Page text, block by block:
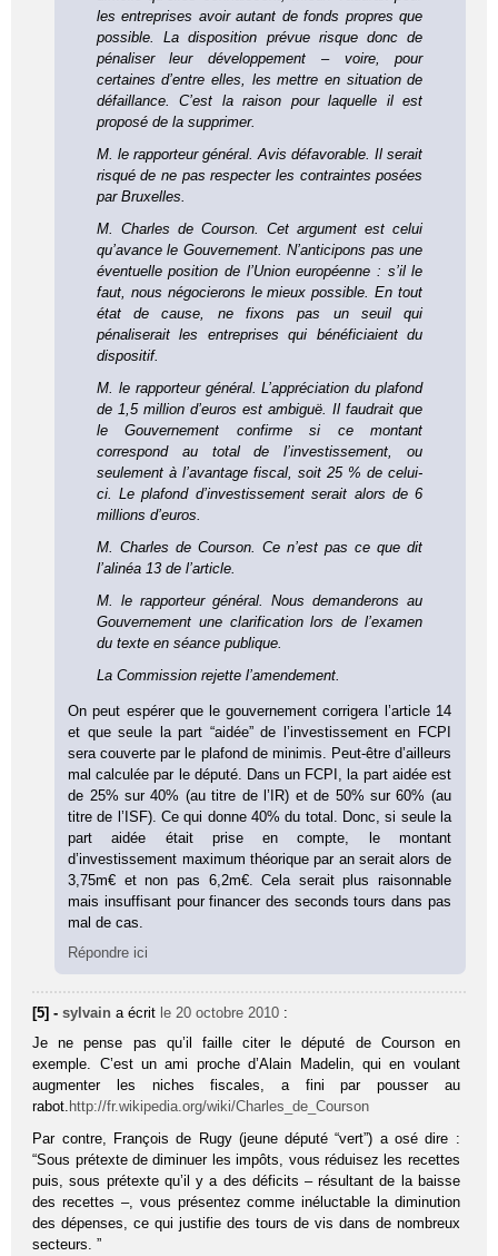
les entreprises avoir autant de fonds propres que
possible. La disposition prévue risque donc de
pénaliser leur développement – voire, pour
certaines d’entre elles, les mettre en situation de
défaillance. C’est la raison pour laquelle il est
proposé de la supprimer.
M. le rapporteur général. Avis défavorable. Il serait
risqué de ne pas respecter les contraintes posées
par Bruxelles.
M. Charles de Courson. Cet argument est celui
qu’avance le Gouvernement. N’anticipons pas une
éventuelle position de l’Union européenne : s’il le
faut, nous négocierons le mieux possible. En tout
état de cause, ne fixons pas un seuil qui
pénaliserait les entreprises qui bénéficiaient du
dispositif.
M. le rapporteur général. L’appréciation du plafond
de 1,5 million d’euros est ambiguë. Il faudrait que
le Gouvernement confirme si ce montant
correspond au total de l’investissement, ou
seulement à l’avantage fiscal, soit 25 % de celui-
ci. Le plafond d’investissement serait alors de 6
millions d’euros.
M. Charles de Courson. Ce n’est pas ce que dit
l’alinéa 13 de l’article.
M. le rapporteur général. Nous demanderons au
Gouvernement une clarification lors de l’examen
du texte en séance publique.
La Commission rejette l’amendement.
On peut espérer que le gouvernement corrigera l’article 14
et que seule la part “aidée” de l’investissement en FCPI
sera couverte par le plafond de minimis. Peut-être d’ailleurs
mal calculée par le député. Dans un FCPI, la part aidée est
de 25% sur 40% (au titre de l’IR) et de 50% sur 60% (au
titre de l’ISF). Ce qui donne 40% du total. Donc, si seule la
part aidée était prise en compte, le montant
d’investissement maximum théorique par an serait alors de
3,75m€ et non pas 6,2m€. Cela serait plus raisonnable
mais insuffisant pour financer des seconds tours dans pas
mal de cas.
Répondre ici
[5] -sylvain a écrit le 20 octobre 2010 :
Je ne pense pas qu’il faille citer le député de Courson en
exemple. C’est un ami proche d’Alain Madelin, qui en voulant
augmenter les niches fiscales, a fini par pousser au
rabot. http://fr.wikipedia.org/wiki/Charles_de_Courson
Par contre, François de Rugy (jeune député “vert”) a osé dire :
“Sous prétexte de diminuer les impôts, vous réduisez les recettes
puis, sous prétexte qu’il y a des déficits – résultant de la baisse
des recettes –, vous présentez comme inéluctable la diminution
des dépenses, ce qui justifie des tours de vis dans de nombreux
secteurs. ”